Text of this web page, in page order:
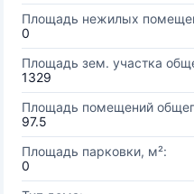
Площадь нежилых
0
Площадь зем. участка
1329
Площадь помещений
97.5
Площадь парковки, м²:
0